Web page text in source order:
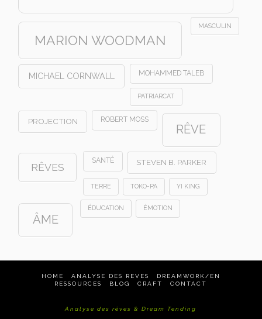
MARION WOODMAN
MASCULIN
MICHAEL CORNWALL MOHAMMED TALEB
PATRIARCAT
PROJECTION ROBERT MOSS
RÊVE
RÊVES
SANTÉ STEVEN B. PARKER
TERRE TOKO-PA YI KING
ÂME
ÉDUCATION ÉMOTION
HOME ANALYSE DES REVES
DREAMWORK/EN
RESSOURCES
BLOG CRAFT CONTACT
Analyse des rêves & Dream Tending